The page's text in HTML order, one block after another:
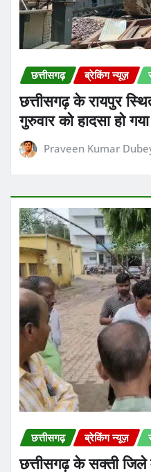
छत्तीसगढ़ ब्रेकिंग न्यूज़
छत्तीसगढ़ के रायपुर
गुरुवार को हादसा हो गया
Praveen Kumar
छत्तीसगढ़ ब्रेकिंग न्यूज़
छत्तीसगढ़ के सक्ती